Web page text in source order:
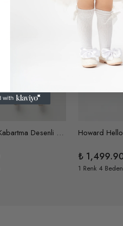
Kylo Kruvaze Kabartma Desenli Natural Pamuk Örme Triko 5'li Hastane Çıkışı
₺
1 Renk 4 Beden